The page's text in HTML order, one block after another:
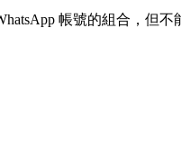
帳號的組合，但不